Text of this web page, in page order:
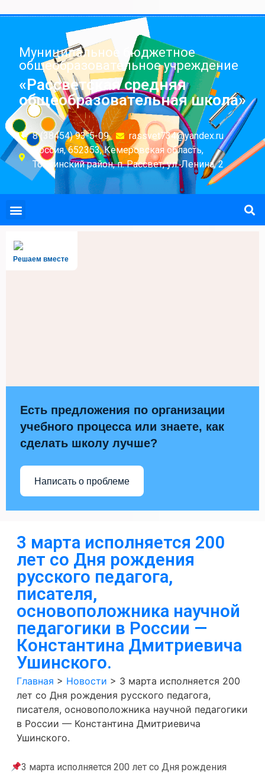
Муниципальное бюджетное
общеобразовательное учреждение
«Рассветская средняя
общеобразовательная школа»
8 (38454) 93-5-09
rassvet734@yandex.ru
Россия, 652353, Кемеровская область,
Топкинский район, п. Рассвет, ул. Ленина, 2
Решаем вместе
Есть предложения по организации
учебного процесса или знаете, как
сделать школу лучше?
Написать о проблеме
3 марта исполняется 200
лет со Дня рождения
русского педагога,
писателя,
основоположника научной
педагогики в России —
Константина Дмитриевича
Ушинского.
Главная > Новости > 3 марта исполняется 200
лет со Дня рождения русского педагога,
писателя, основоположника научной педагогики
в России — Константина Дмитриевича
Ушинского.
3 марта исполняется 200 лет со Дня рождения